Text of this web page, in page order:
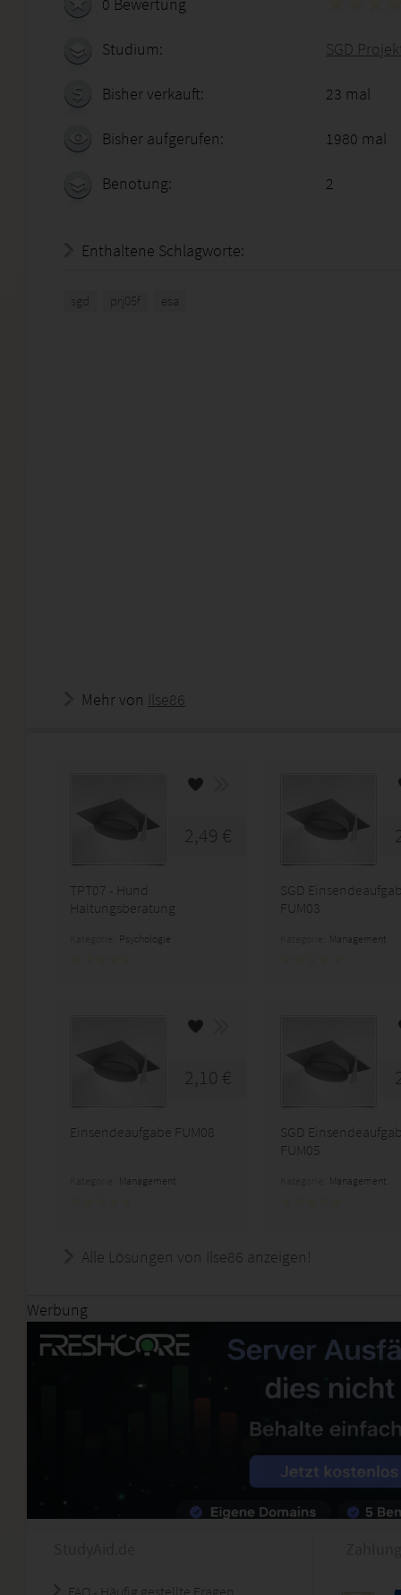
Studium: SGD
Bisher verkauft: 23 mal
Bisher aufgerufen: 1980 mal
Benotung: 2
Enthaltene Schlagworte:
sgd prj05f esa
Mehr von Ilse86
2,49 €
TPT07 - Hund
Haltungsberatung
Psychologie
SGD
FUM03
Management
2,10 €
Einsendeaufgabe FUM08
Management
SGD
FUM05
Management
Alle Lösungen von Ilse86 anzeigen!
Werbung
FAQ - Häufig gestellte Fragen